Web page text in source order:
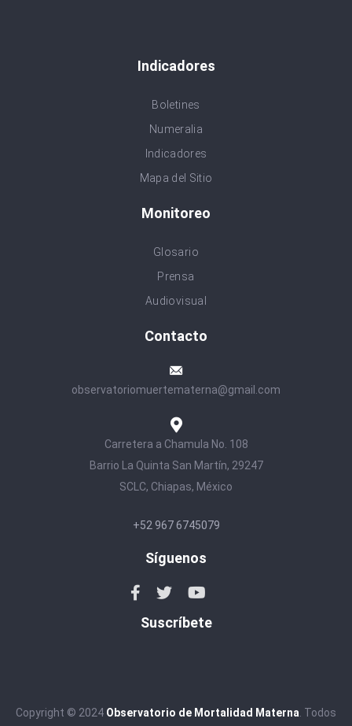
Indicadores
Boletines
Numeralia
Indicadores
Mapa del Sitio
Monitoreo
Glosario
Prensa
Audiovisual
Contacto
observatoriomuertematerna@gmail.com
Carretera a Chamula No. 108
Barrio La Quinta San Martín, 29247
SCLC, Chiapas, México
+52 967 6745079
Síguenos
Suscríbete
Copyright © 2024 Observatorio de Mortalidad Materna . Todos